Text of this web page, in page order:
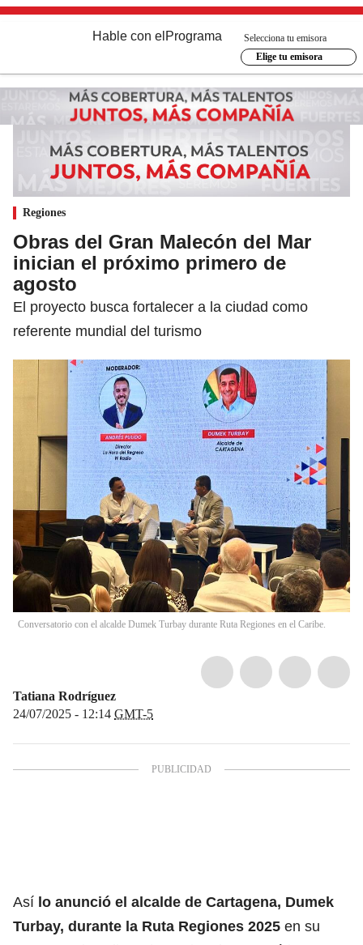
Hable con el Programa
Selecciona tu emisora
Elige tu emisora
Regiones
Obras del Gran Malecón del Mar
inician el próximo primero de
agosto
El proyecto busca fortalecer a la ciudad como
referente mundial del turismo
Conversatorio con el alcalde Dumek Turbay durante Ruta Regiones en el Caribe.
Tatiana Rodríguez
24/07/2025 - 12:14 GMT-5
Así lo anunció el alcalde de Cartagena, Dumek
Turbay, durante la Ruta Regiones 2025 en su